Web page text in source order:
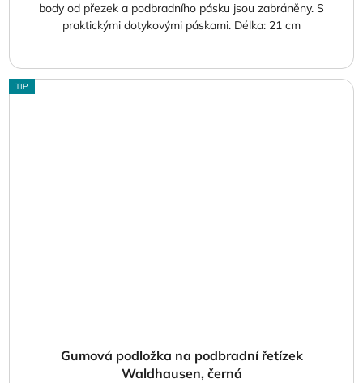
body od přezek a podbradního pásku jsou zabráněny. S
praktickými dotykovými páskami. Délka: 21 cm
TIP
Gumová podložka na podbradní řetízek
Waldhausen, černá